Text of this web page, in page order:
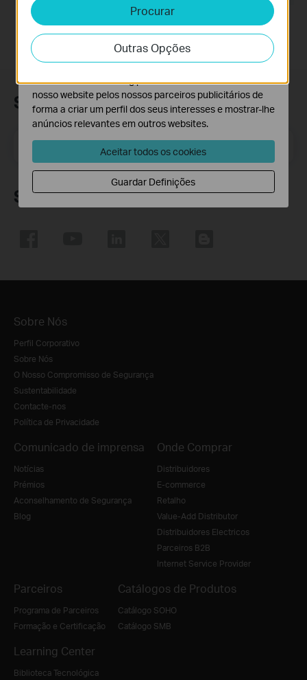
Subscrição
Email Address Inscreva-se
Siga-nos
Sobre Nós
Perfil Corporativo
Sobre Nós
O Nosso Compromisso de Segurança
Sustentabilidade
Contacte-nos
Política de Privacidade
Comunicado de imprensa
Notícias
Prémios
Aconselhamento de Segurança
Blog
Onde Comprar
Distribuidores
E-commerce
Retalho
Value-Add Distributor
Distribuidores Electricos
Parceiros B2B
Internet Service Provider
Parceiros
Programa de Parceiros
Formação e Certificação
Catálogos de Produtos
Catálogo SOHO
Catálogo SMB
Learning Center
Biblioteca Tecnológica
Procurar
Outras Opções
Cookies de Análise e Marketing
Os cookies de analise permite-nos analisar as suas
atividades no nosso website para melhorar e ajustar a
funcionalidade do nosso website.
O cookies de marketing podem ser definidos através do
nosso website pelos nossos parceiros publicitários de
forma a criar um perfil dos seus interesses e mostrar-lhe
anúncios relevantes em outros websites.
Aceitar todos os cookies
Guardar Definições